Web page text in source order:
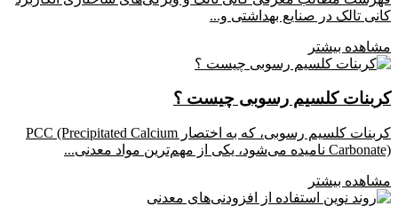
کانی تالک در صنایع بهداشتی و...
مشاهده بیشتر
کربنات کلسیم رسوبی چیست ؟
کربنات کلسیم رسوبی، که به اختصار PCC (Precipitated Calcium
Carbonate) نامیده می‌شود، یکی از مهم‌ترین مواد معدنی...
مشاهده بیشتر